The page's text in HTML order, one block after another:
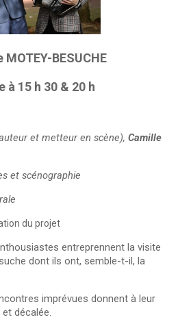
BESUCHE
à 15 h 30 & 20 h
et metteur en scène), Camille
et scénographie
du projet
entreprennent la visite
dont ils ont, semble-t-il, la
imprévues donnent à leur
décalée.